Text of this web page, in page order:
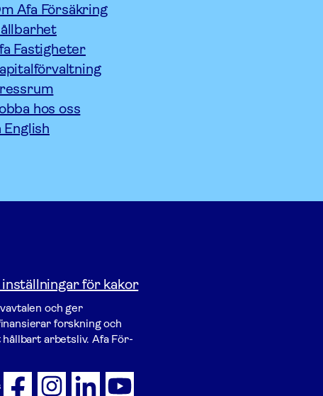
Afa Försäkring
Fastigheter
hos oss
English
inställningar för kakor
och ger
forskning och
arbetsliv. Afa För­